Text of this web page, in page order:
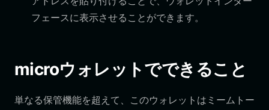
フェースに表示させることができます。
microウォレットでできること
単なる保管機能を超えて、このウォレットはミームトー